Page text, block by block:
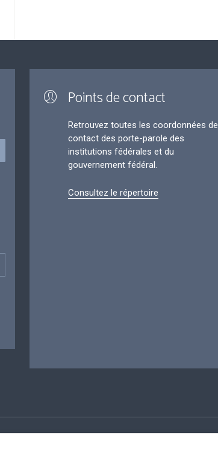
Points de contact
Retrouvez toutes les coordonnées de
contact des porte-parole des
institutions fédérales et du
gouvernement fédéral.
Consultez le répertoire